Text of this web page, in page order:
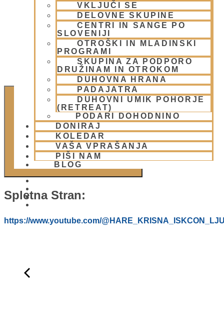
VKLJUČI SE
DELOVNE SKUPINE
CENTRI IN SANGE PO
SLOVENIJI
OTROŠKI IN MLADINSKI
PROGRAMI
SKUPINA ZA PODPORO
DRUŽINAM IN OTROKOM
DUHOVNA HRANA
PADAJATRA
DUHOVNI UMIK POHORJE
(RETREAT)
PODARI DOHODNINO
DONIRAJ
KOLEDAR
VAŠA VPRAŠANJA
PIŠI NAM
BLOG
Spletna Stran:
https://www.youtube.com/